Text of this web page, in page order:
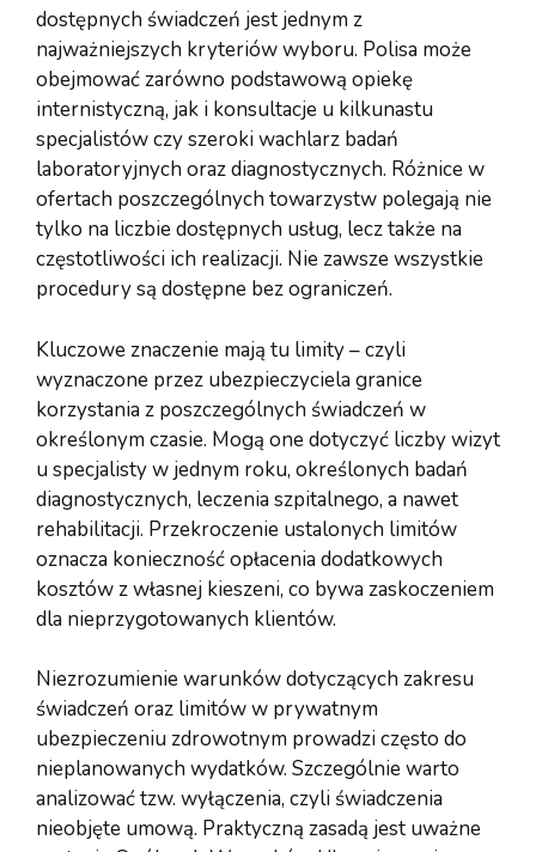
dostępnych świadczeń jest jednym z
najważniejszych kryteriów wyboru. Polisa może
obejmować zarówno podstawową opiekę
internistyczną, jak i konsultacje u kilkunastu
specjalistów czy szeroki wachlarz badań
laboratoryjnych oraz diagnostycznych. Różnice w
ofertach poszczególnych towarzystw polegają nie
tylko na liczbie dostępnych usług, lecz także na
częstotliwości ich realizacji. Nie zawsze wszystkie
procedury są dostępne bez ograniczeń.
Kluczowe znaczenie mają tu limity – czyli
wyznaczone przez ubezpieczyciela granice
korzystania z poszczególnych świadczeń w
określonym czasie. Mogą one dotyczyć liczby wizyt
u specjalisty w jednym roku, określonych badań
diagnostycznych, leczenia szpitalnego, a nawet
rehabilitacji. Przekroczenie ustalonych limitów
oznacza konieczność opłacenia dodatkowych
kosztów z własnej kieszeni, co bywa zaskoczeniem
dla nieprzygotowanych klientów.
Niezrozumienie warunków dotyczących zakresu
świadczeń oraz limitów w prywatnym
ubezpieczeniu zdrowotnym prowadzi często do
nieplanowanych wydatków. Szczególnie warto
analizować tzw. wyłączenia, czyli świadczenia
nieobjęte umową. Praktyczną zasadą jest uważne